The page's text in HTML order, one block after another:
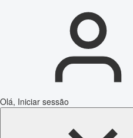
Olá, Iniciar sessão